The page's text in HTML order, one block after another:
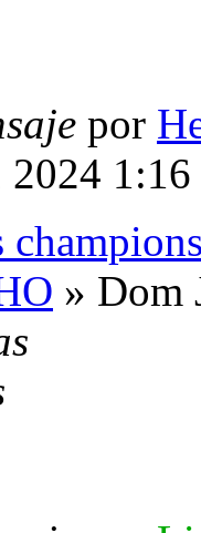
por
1:16
» Dom